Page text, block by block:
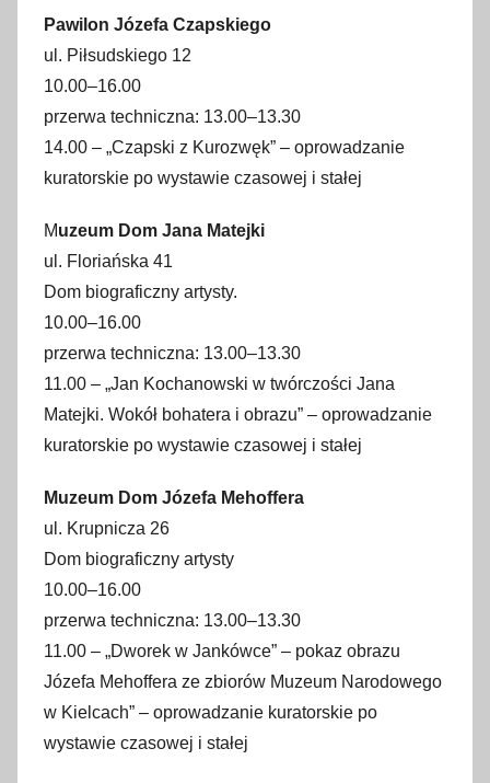
Pawilon Józefa Czapskiego
ul. Piłsudskiego 12
10.00–16.00
przerwa techniczna: 13.00–13.30
14.00 – „Czapski z Kurozwęk” – oprowadzanie
kuratorskie po wystawie czasowej i stałej
Muzeum Dom Jana Matejki
ul. Floriańska 41
Dom biograficzny artysty.
10.00–16.00
przerwa techniczna: 13.00–13.30
11.00 – „Jan Kochanowski w twórczości Jana
Matejki. Wokół bohatera i obrazu” – oprowadzanie
kuratorskie po wystawie czasowej i stałej
Muzeum Dom Józefa Mehoffera
ul. Krupnicza 26
Dom biograficzny artysty
10.00–16.00
przerwa techniczna: 13.00–13.30
11.00 – „Dworek w Jankówce” – pokaz obrazu
Józefa Mehoffera ze zbiorów Muzeum Narodowego
w Kielcach” – oprowadzanie kuratorskie po
wystawie czasowej i stałej